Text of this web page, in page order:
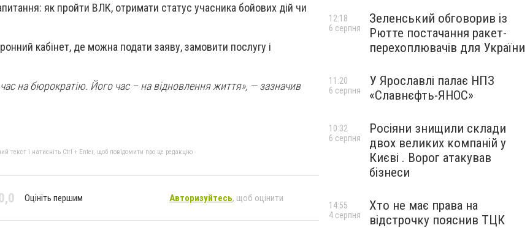
як пройти ВЛК, отримати статус учасника бойових дій чи
кабінет, де можна подати заяву, замовити послугу і
на бюрократію. Його час – на відновлення життя», — зазначив
текст і натисніть Ctrl + Enter, щоб повідомити про це редакцію
Оцініть першим Авторизуйтесь, щоб оцінити
Зеленський обговорив із
Рютте постачання ракет-
перехоплювачів для України
12:18
6 серпня
У Ярославлі палає НПЗ
«Славнєфть-ЯНОС»
11:20
6 серпня
Росіяни знищили склади
двох великих компаній у
Києві . Ворог атакував
бізнеси
10:32
6 серпня
Хто не має права на
відстрочку пояснив ТЦК
14:55
4 серпня